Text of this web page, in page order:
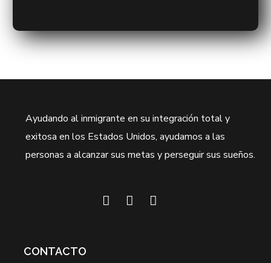
Ayudando al inmigrante en su integración total y
exitosa en los Estados Unidos, ayudamos a las
personas a alcanzar sus metas y perseguir sus sueños.
CONTACTO